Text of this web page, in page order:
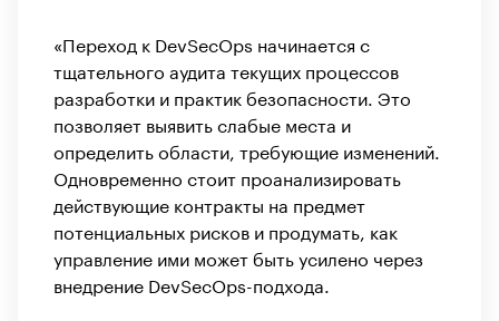
«Переход к DevSecOps начинается с
тщательного аудита текущих процессов
разработки и практик безопасности. Это
позволяет выявить слабые места и
определить области, требующие изменений.
Одновременно стоит проанализировать
действующие контракты на предмет
потенциальных рисков и продумать, как
управление ими может быть усилено через
внедрение DevSecOps-подхода.